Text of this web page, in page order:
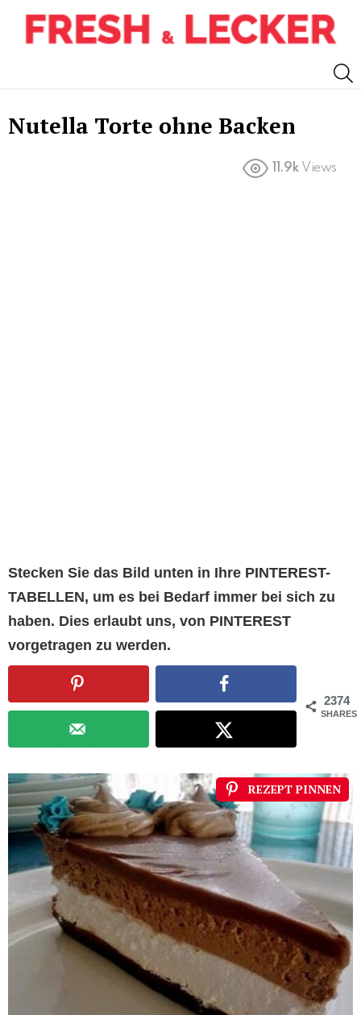
Nutella Torte ohne Backen
11.9k Views
Stecken Sie das Bild unten in Ihre PINTEREST-
TABELLEN, um es bei Bedarf immer bei sich zu
haben. Dies erlaubt uns, von PINTEREST
vorgetragen zu werden.
2374
SHARES
REZEPT PINNEN